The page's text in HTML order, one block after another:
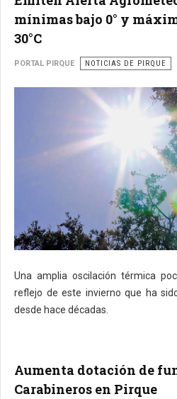
mínimas bajo 0° y
30°C
PORTAL PIRQUE NOTICIAS DE PIRQUE
Una amplia oscilación térmica
reflejo de este invierno que ha
desde hace décadas.
Aumenta dotación de
Carabineros en Pirque